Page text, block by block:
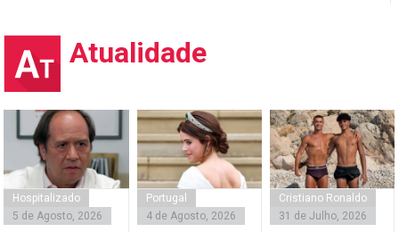
Atualidade
Hospitalizado
5 de Agosto, 2026
Portugal
4 de Agosto, 2026
Cristiano Ronaldo
31 de Julho, 2026